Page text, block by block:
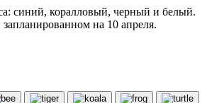
синий, коралловый, черный и белый.
на 10 апреля.